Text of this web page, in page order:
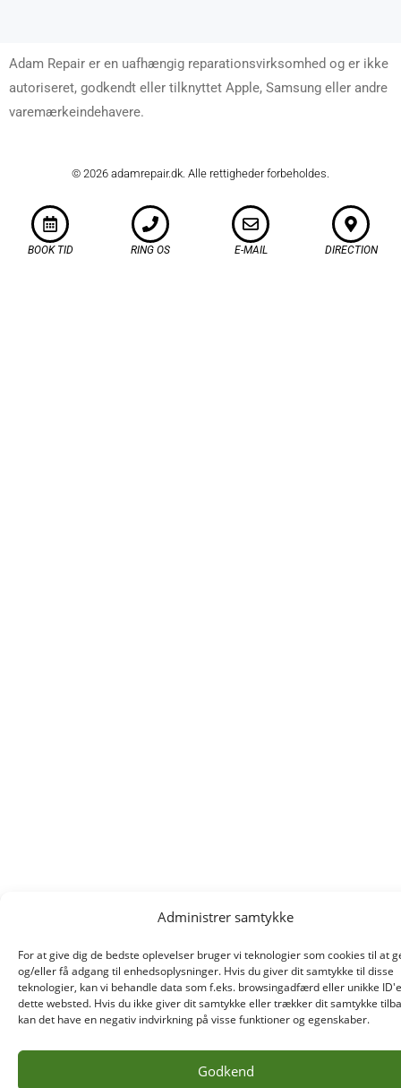
Administrer samtykke
For at give dig de bedste oplevelser bruger vi teknologier som cookies til at
og/eller få adgang til enhedsoplysninger. Hvis du giver dit samtykke til disse
teknologier, kan vi behandle data som f.eks. browsingadfærd eller unikke
dette websted. Hvis du ikke giver dit samtykke eller trækker dit samtykke
kan det have en negativ indvirkning på visse funktioner og egenskaber.
Godkend
Adam Repair er en uafhængig reparationsvirksomhed og er ikke
autoriseret, godkendt eller tilknyttet Apple, Samsung eller andre
varemærkeindehavere.
© 2026 adamrepair.dk. Alle rettigheder forbeholdes.
BOOK TID RING OS E-MAIL DIRECTION